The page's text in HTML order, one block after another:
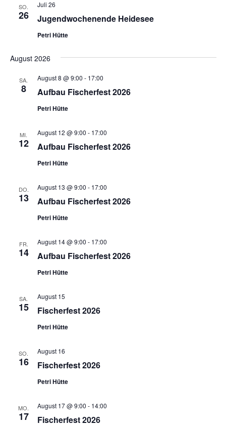
SO.
26 Jugendwochenende Heidesee
Juli 26
Petri Hütte
August 2026
SA.
8 Aufbau Fischerfest 2026
August 8 @ 9:00 - 17:00
Petri Hütte
MI.
12 Aufbau Fischerfest 2026
August 12 @ 9:00 - 17:00
Petri Hütte
DO.
13 Aufbau Fischerfest 2026
August 13 @ 9:00 - 17:00
Petri Hütte
FR.
14 Aufbau Fischerfest 2026
August 14 @ 9:00 - 17:00
Petri Hütte
SA.
15 Fischerfest 2026
August 15
Petri Hütte
SO.
16 Fischerfest 2026
August 16
Petri Hütte
MO.
17 Fischerfest 2026
August 17 @ 9:00 - 14:00